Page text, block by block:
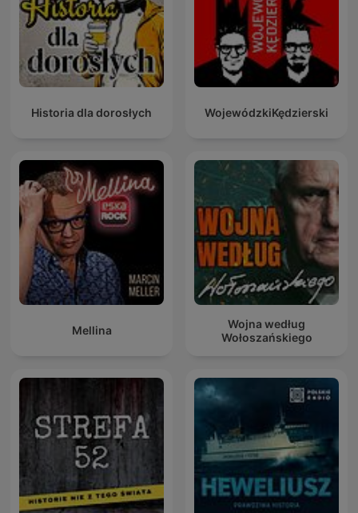
Historia dla dorosłych WojewódzkiKędzierski
Mellina
Wojna według
Wołoszańskiego